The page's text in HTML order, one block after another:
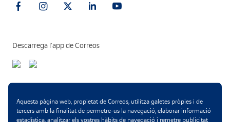
Descarrega l’app de Correos
Formes de pagament
Aquesta pàgina web, propietat de Correos, utilitza galetes pròpies i de
tercers amb la finalitat de permetre-us la navegació, elaborar informació
estadística, analitzar els vostres hàbits de navegació i remetre publicitat